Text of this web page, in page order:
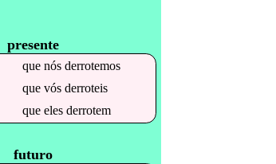
presente
quenósderrotemos
quevósderroteis
queelesderrotem
futuro